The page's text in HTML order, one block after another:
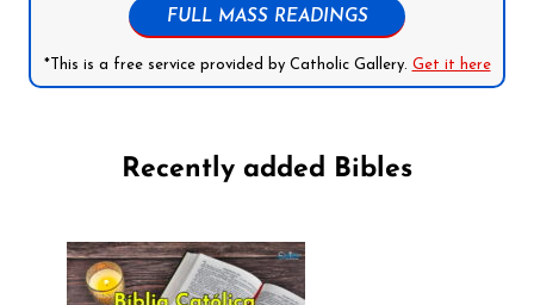
FULL MASS READINGS
*This is a free service provided by Catholic Gallery. Get it here
Recently added Bibles